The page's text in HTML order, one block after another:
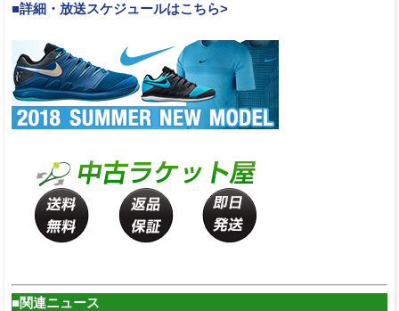
■詳細・放送スケジュールはこちら>
■関連ニュース